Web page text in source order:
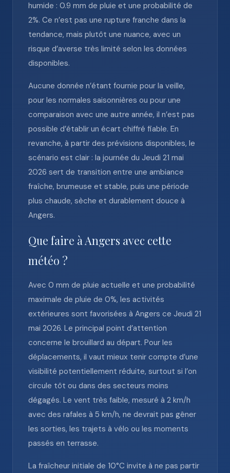
humide : 0.9 mm de pluie et une probabilité de
2%. Ce n’est pas une rupture franche dans la
tendance, mais plutôt une nuance, avec un
risque d’averse très limité selon les données
disponibles.
Aucune donnée n’étant fournie pour la veille,
pour les normales saisonnières ou pour une
comparaison avec une autre année, il n’est pas
possible d’établir un écart chiffré fiable. En
revanche, à partir des prévisions disponibles, le
scénario est clair : la journée du Jeudi 21 mai
2026 sert de transition entre une ambiance
fraîche, brumeuse et stable, puis une période
plus chaude, sèche et durablement douce à
Angers.
Que faire à Angers avec cette
météo ?
Avec 0 mm de pluie actuelle et une probabilité
maximale de pluie de 0%, les activités
extérieures sont favorisées à Angers ce Jeudi 21
mai 2026. Le principal point d’attention
concerne le brouillard au départ. Pour les
déplacements, il vaut mieux tenir compte d’une
visibilité potentiellement réduite, surtout si l’on
circule tôt ou dans des secteurs moins
dégagés. Le vent très faible, mesuré à 2 km/h
avec des rafales à 5 km/h, ne devrait pas gêner
les sorties, les trajets à vélo ou les moments
passés en terrasse.
La fraîcheur initiale de 10°C invite à ne pas partir